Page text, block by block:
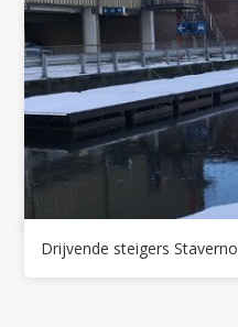
Drijvende steigers Staverno